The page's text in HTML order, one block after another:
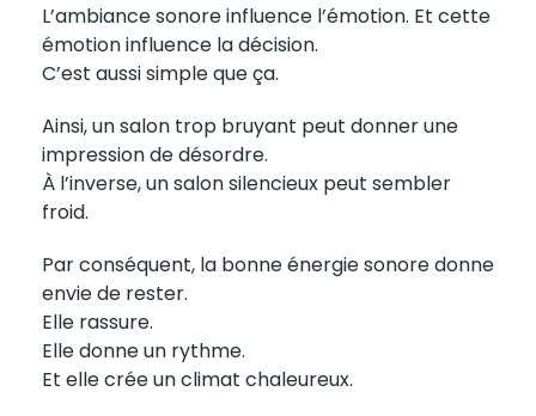
L’ambiancesonoreinfluence l’émotion. Et cette
émotion influence la décision.
C’est aussi simple que ça.
Ainsi, un salon trop bruyant peut donner une
impression de désordre.
À l’inverse, un salon silencieux peut sembler
froid.
Par conséquent, la bonne énergie sonore donne
envie de rester.
Elle rassure.
Elle donne un rythme.
Et elle crée un climat chaleureux.